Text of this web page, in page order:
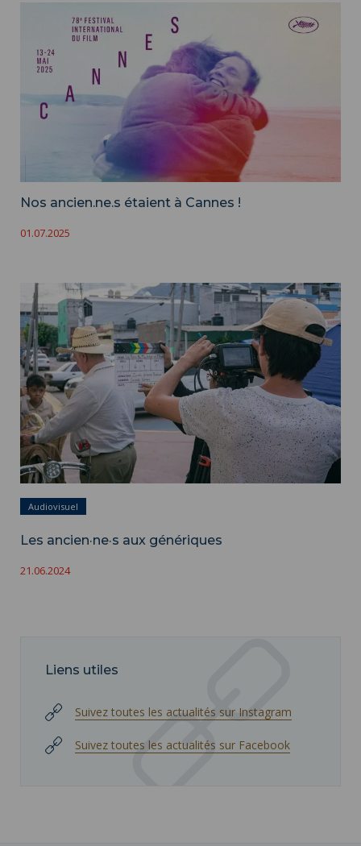
Nos ancien.ne.s étaient à Cannes !
01.07.2025
Les ancien·ne·s aux génériques ">
Audiovisuel
Les ancien·ne·s aux génériques
21.06.2024
Liens utiles
Suivez toutes les actualités sur Instagram
Suivez toutes les actualités sur Facebook